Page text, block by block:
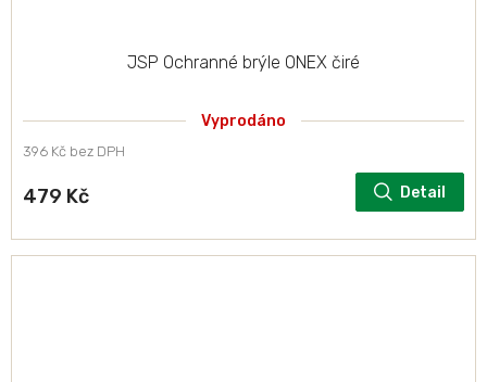
JSP Ochranné brýle ONEX čiré
Vyprodáno
396 Kč bez DPH
479 Kč Detail